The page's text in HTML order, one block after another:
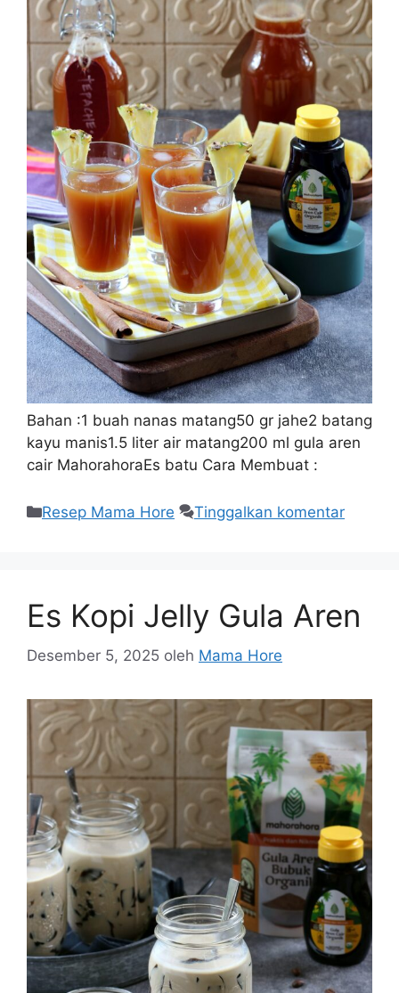
Bahan :1 buah nanas matang50 gr jahe2 batang
kayu manis1.5 liter air matang200 ml gula aren
cair MahorahoraEs batu Cara Membuat :
Resep Mama Hore Tinggalkan komentar
Es Kopi Jelly Gula Aren
Desember 5, 2025 oleh Mama Hore